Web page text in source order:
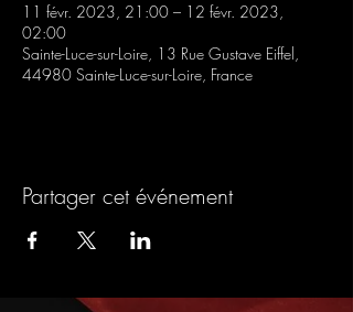
11 févr. 2023, 21:00 – 12 févr. 2023,
02:00
Sainte-Luce-sur-Loire, 13 Rue Gustave Eiffel,
44980 Sainte-Luce-sur-Loire, France
Partager cet événement